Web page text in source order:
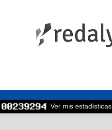
Ver mis estadísticas